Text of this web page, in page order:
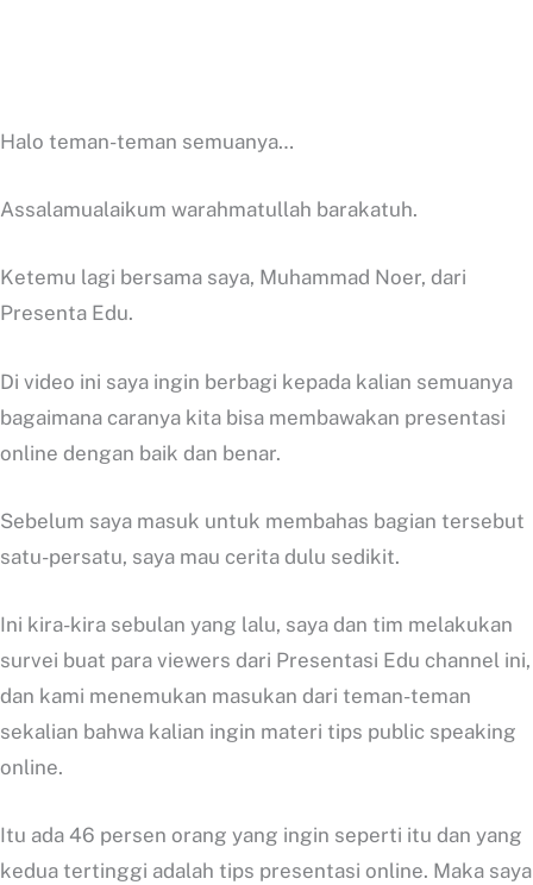
Halo teman-teman semuanya…
Assalamualaikum warahmatullah barakatuh.
Ketemu lagi bersama saya, Muhammad Noer, dari
Presenta Edu.
Di video ini saya ingin berbagi kepada kalian semuanya
bagaimana caranya kita bisa membawakan presentasi
online dengan baik dan benar.
Sebelum saya masuk untuk membahas bagian tersebut
satu-persatu, saya mau cerita dulu sedikit.
Ini kira-kira sebulan yang lalu, saya dan tim melakukan
survei buat para viewers dari Presentasi Edu channel ini,
dan kami menemukan masukan dari teman-teman
sekalian bahwa kalian ingin materi tips public speaking
online.
Itu ada 46 persen orang yang ingin seperti itu dan yang
kedua tertinggi adalah tips presentasi online. Maka saya